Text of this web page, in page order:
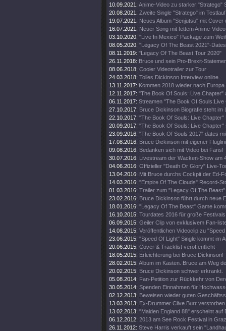
10.09.2021: Anime-Video zu starker "Stratego"
20.08.2021: Zweite Single "Stratego" im Testlauf
19.07.2021: Neues Album "Senjutsu" mit Cover
16.07.2021: Neuer Song mit fettem Anime-Video
03.10.2020: "Live In Mexico" Package zum
08.05.2020: "Legacy Of The Beast 2021"-Dates
08.11.2019: "Legacy Of The Beast Tour 2020"
26.11.2018: Bruce und sein Pro-Brexit-
08.06.2018: Cooler Videotrailer zur Tour
24.03.2018: Tolles Dickinson Interview online
13.11.2017: Kommen 2018 wieder nach Europa
12.11.2017: "The Book Of Souls: Live Chapter"
06.11.2017: Streamen "The Book Of Souls:Live
27.10.2017: Bruce Dickinson Biografie steht im
22.10.2017: "The Book Of Souls: Live Chapter"
20.09.2017: "The Book Of Souls: Live Chapter"
23.09.2016: "The Book Of Souls 2017" dates
17.08.2016: Bruce Dickinson mit eigener
09.08.2016: Bedanken sich mit Video bei Fans!
30.07.2016: Livestream der Wacken-Show am
04.06.2016: Offizieller "Death Or Glory" Live-
13.04.2016: Mit Bruce durchs Cockpit der Ed-
14.03.2016: "Empire Of The Clouds" Record-
01.03.2016: Trailer zum "Legacy Of The Beast"
23.02.2016: Bruce Dickinson führt durch neue
18.01.2016: "Legacy Of The Beast" Game
16.10.2015: Tourdates 2016 für große
06.09.2015: Geiler Clip von exklusivem Fan-
14.08.2015: Veröffentlichen Videoclip zu
23.06.2015: "Speed Of Light" Single kommt im
20.06.2015: Cover & Tracklist veröffentlicht
18.05.2015: Erleichterung bei Bruce Dickinson!
28.02.2015: Album im Kasten. Bruce am Weg
20.02.2015: Bruce Dickinson schwer erkrankt.
05.08.2014: Fan-Petition zur Rückkehr von
30.05.2014: Spenden Einnahmen für
02.12.2013: Beweisen wieder guten
13.03.2013: Ex-Drummer Clive Burr verstorben.
13.02.2013: "Maiden England 88" erscheint auf
06.12.2012: 2013 am See Rock Festival in Graz
26.11.2012: Steve Harris verkauft sein